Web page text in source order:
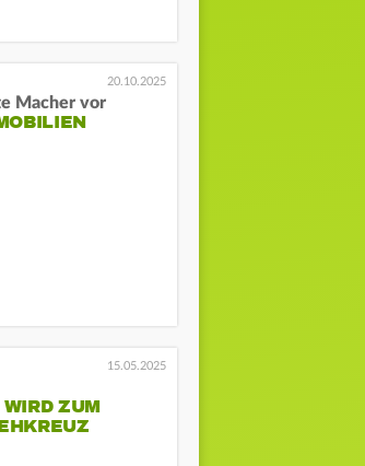
20.10.2025
Macher vor
15.05.2025
ZUM